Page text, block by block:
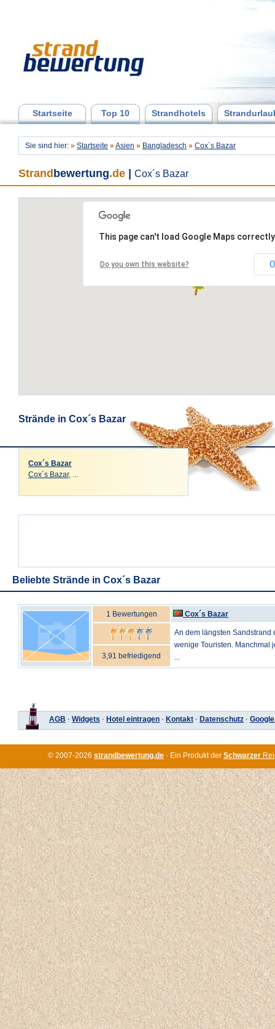
Startseite Top 10 Strandhotels
Sie sind hier: » Startseite » Asien » Bangladesch » Cox´s Bazar
Strand bewertung.de Cox´s Bazar
This page can't load Google Maps
Do you own this website?
Strände in Cox´s Bazar
Cox´s Bazar
Cox´s Bazar, ...
Beliebte Strände in Cox´s Bazar
1 Bewertungen Cox´s Bazar
An dem längsten Sandstrand
wenige Touristen. Manchmal
...
3,91 befriedigend
AGB · Widgets · Hotel eintragen · Kontakt · Datenschutz ·
© 2007-2026 strandbewertung.de · Ein Produkt der Schwarzer